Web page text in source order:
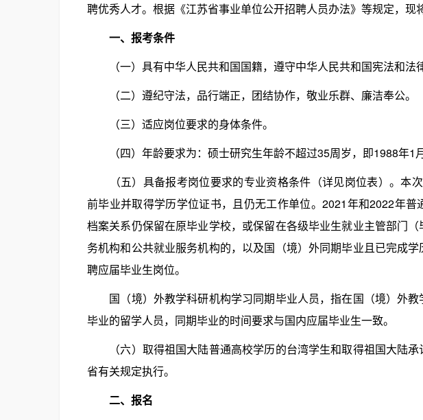
聘优秀人才。根据《江苏省事业单位公开招聘人员办法》等规定，现
一、报考条件
（一）具有中华人民共和国国籍，遵守中华人民共和国宪法和法律
（二）遵纪守法，品行端正，团结协作，敬业乐群、廉洁奉公。
（三）适应岗位要求的身体条件。
（四）年龄要求为：硕士研究生年龄不超过35周岁，即1988年1月
（五）具备报考岗位要求的专业资格条件（详见岗位表）。本
前毕业并取得学历学位证书，且仍无工作单位。2021年和2022年
档案关系仍保留在原毕业学校，或保留在各级毕业生就业主管部门
务机构和公共就业服务机构的，以及国（境）外同期毕业且已完成
聘应届毕业生岗位。
国（境）外教学科研机构学习同期毕业人员，指在国（境）外教
毕业的留学人员，同期毕业的时间要求与国内应届毕业生一致。
（六）取得祖国大陆普通高校学历的台湾学生和取得祖国大陆承
省有关规定执行。
二、报名